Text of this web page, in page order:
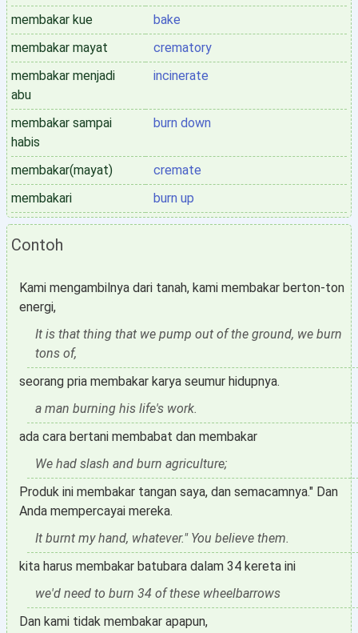
membakar kue
bake
membakar mayat
crematory
membakar menjadi
abu
incinerate
membakar sampai
habis
burn down
membakar(mayat)
cremate
membakari
burn up
Contoh
Kami mengambilnya dari tanah, kami membakar berton-ton
energi,
It is that thing that we pump out of the ground, we burn
tons of,
seorang pria membakar karya seumur hidupnya.
a man burning his life's work.
ada cara bertani membabat dan membakar
We had slash and burn agriculture;
Produk ini membakar tangan saya, dan semacamnya." Dan
Anda mempercayai mereka.
It burnt my hand, whatever." You believe them.
kita harus membakar batubara dalam 34 kereta ini
we'd need to burn 34 of these wheelbarrows
Dan kami tidak membakar apapun,